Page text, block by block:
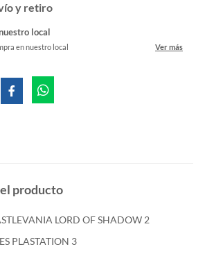
y retiro
local
en nuestro local Ver más
producto
LORD OF SHADOW 2
PLASTATION 3